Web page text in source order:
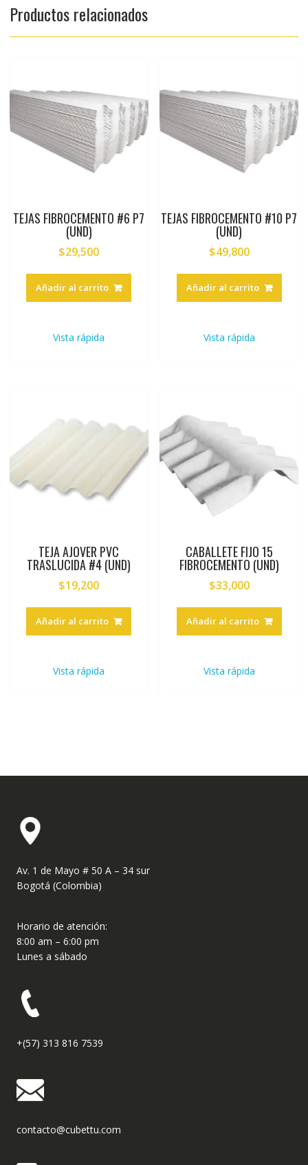
Productos relacionados
TEJAS FIBROCEMENTO #6 P7
(UND)
$29,500
Añadir al carrito
Vista rápida
TEJAS FIBROCEMENTO #10 P7
(UND)
$49,800
Añadir al carrito
Vista rápida
TEJA AJOVER PVC
TRASLUCIDA #4 (UND)
$19,200
Añadir al carrito
Vista rápida
CABALLETE FIJO 15
FIBROCEMENTO (UND)
$33,000
Añadir al carrito
Vista rápida
Av. 1 de Mayo # 50 A – 34 sur
Bogotá (Colombia)
Horario de atención:
8:00 am – 6:00 pm
Lunes a sábado
+(57) 313 816 7539
contacto@cubettu.com